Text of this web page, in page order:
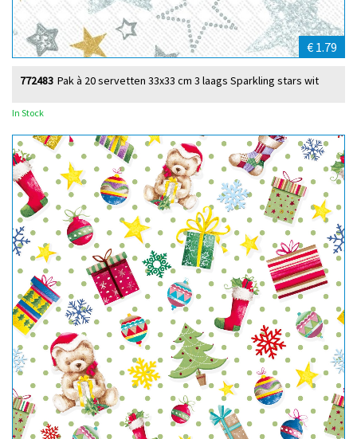
€ 1.79
Pak à 20 servetten 33x33 cm 3 laags Sparkling stars wit
772483
In Stock